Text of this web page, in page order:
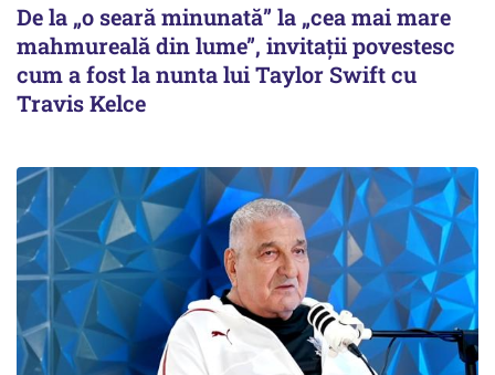
De la „o seară minunată” la „cea mai mare
mahmureală din lume”, invitații povestesc
cum a fost la nunta lui Taylor Swift cu
Travis Kelce